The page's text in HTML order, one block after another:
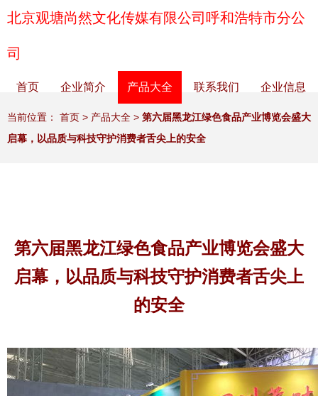
北京观塘尚然文化传媒有限公司呼和浩特市分公
司
首页 企业简介 产品大全 联系我们 企业信息
当前位置： 首页 > 产品大全 > 第六届黑龙江绿色食品产业博览会盛大
启幕，以品质与科技守护消费者舌尖上的安全
第六届黑龙江绿色食品产业博览会盛大
启幕，以品质与科技守护消费者舌尖上
的安全